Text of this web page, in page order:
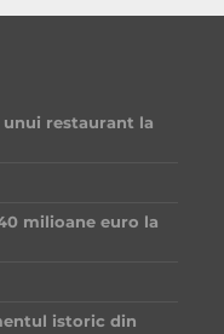
unui restaurant la
milioane euro la
istoric din